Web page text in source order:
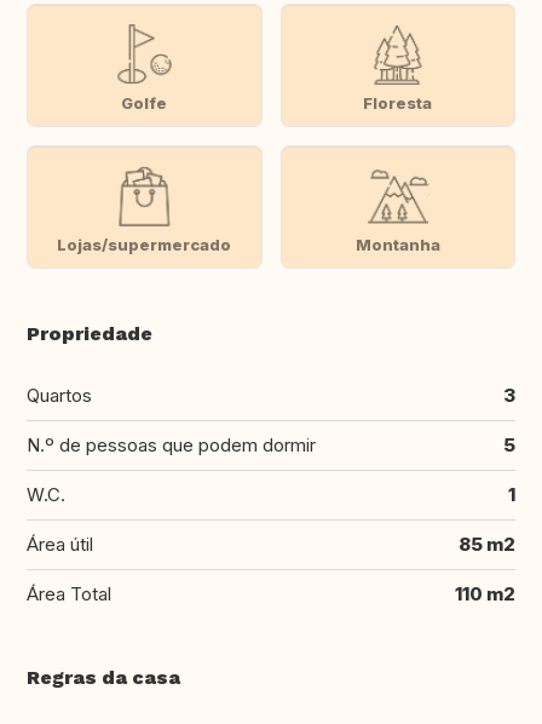
Golfe Floresta
Lojas/supermercado Montanha
Propriedade
Quartos 3
N.º de pessoas que podem dormir 5
W.C. 1
Área útil 85 m2
Área Total 110 m2
Regras da casa